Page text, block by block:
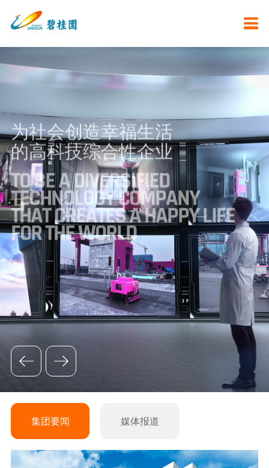
为社会创造幸福生活
的高科技综合性企业
TO BE A DIVERSIFIED
TECHNOLOGY COMPANY
THAT CREATES A HAPPY LIFE
FOR THE WORLD
集团要闻 媒体报道